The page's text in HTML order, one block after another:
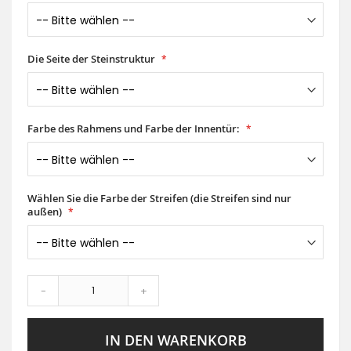
Die Seite der Steinstruktur
Farbe des Rahmens und Farbe der Innentür:
Wählen Sie die Farbe der Streifen (die Streifen sind nur
außen)
- +
IN DEN WARENKORB